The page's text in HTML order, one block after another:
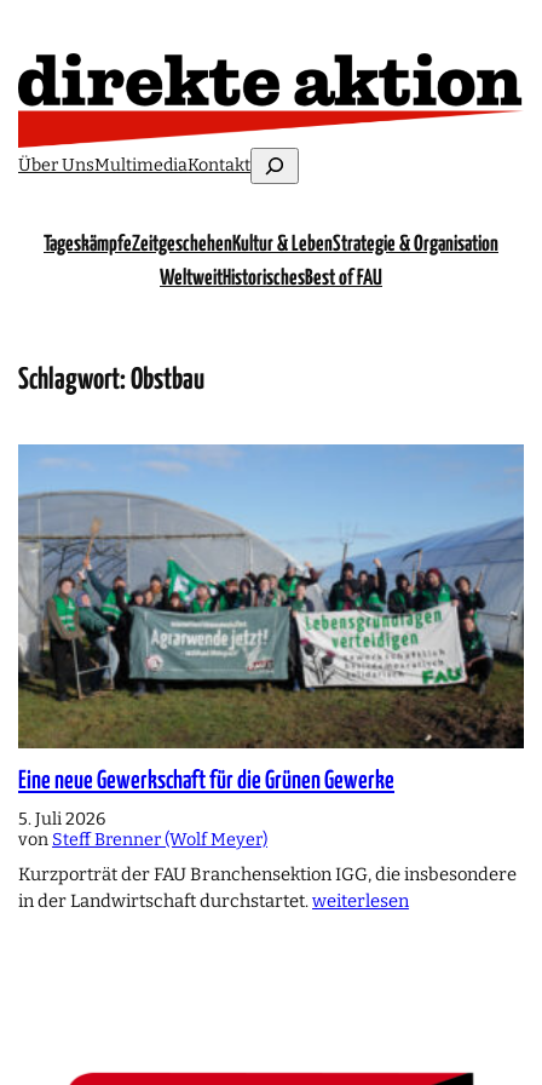
Über UnsMultimediaKontaktSuchen
TageskämpfeZeitgeschehenKultur & LebenStrategie & Organisation
WeltweitHistorischesBest of FAU
Schlagwort:Obstbau
Eine neue Gewerkschaft für die Grünen Gewerke
5. Juli 2026
von Steff Brenner (Wolf Meyer)
Kurzporträt der FAU Branchensektion IGG, die insbesondere
in der Landwirtschaft durchstartet.weiterlesen